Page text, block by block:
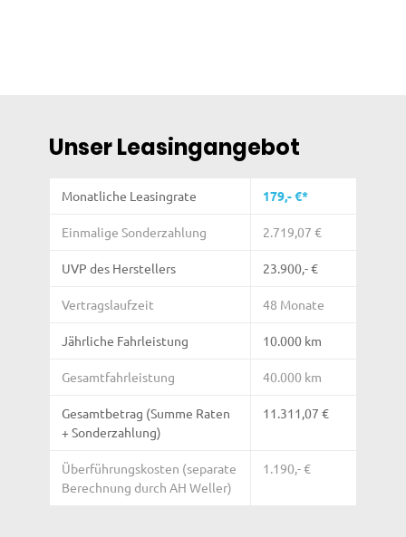
Unser Leasingangebot
Monatliche Leasingrate 179,- €*
Einmalige Sonderzahlung 2.719,07 €
UVP des Herstellers 23.900,- €
Vertragslaufzeit 48 Monate
Jährliche Fahrleistung 10.000 km
Gesamtfahrleistung 40.000 km
Gesamtbetrag (Summe Raten
+ Sonderzahlung)
11.311,07 €
Überführungskosten (separate
Berechnung durch AH Weller)
1.190,- €